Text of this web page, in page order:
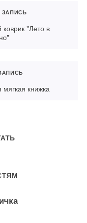
"Лето в
книжка